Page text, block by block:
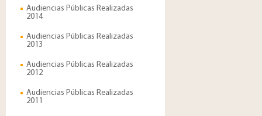
Audiencias Públicas Realizadas
2014
Audiencias Públicas Realizadas
2013
Audiencias Públicas Realizadas
2012
Audiencias Públicas Realizadas
2011